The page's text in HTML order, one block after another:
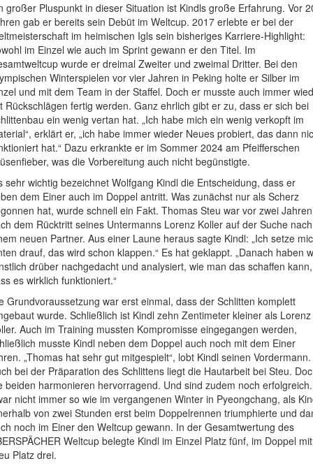
großer Pluspunkt in dieser Situation ist Kindls große Erfahrung. Vor
gab er bereits sein Debüt im Weltcup. 2017 erlebte er bei der
im heimischen Igls sein bisheriges Karriere-Highlight:
im Einzel wie auch im Sprint gewann er den Titel. Im
wurde er dreimal Zweiter und zweimal Dritter. Bei den
Winterspielen vor vier Jahren in Peking holte er Silber im
und mit dem Team in der Staffel. Doch er musste auch immer
Rückschlägen fertig werden. Ganz ehrlich gibt er zu, dass er sich bei
ein wenig vertan hat. „Ich habe mich ein wenig verkopft im
erklärt er, „ich habe immer wieder Neues probiert, das dann
hat.“ Dazu erkrankte er im Sommer 2024 am Pfeifferschen
was die Vorbereitung auch nicht begünstigte.
sehr wichtig bezeichnet Wolfgang Kindl die Entscheidung, dass er
dem Einer auch im Doppel antritt. Was zunächst nur als Scherz
hat, wurde schnell ein Fakt. Thomas Steu war vor zwei Jahren
dem Rücktritt seines Untermanns Lorenz Koller auf der Suche nach
neuen Partner. Aus einer Laune heraus sagte Kindl: „Ich setze
drauf, das wird schon klappen.“ Es hat geklappt. „Danach haben
drüber nachgedacht und analysiert, wie man das schaffen kann,
es wirklich funktioniert.“
Grundvoraussetzung war erst einmal, dass der Schlitten komplett
wurde. Schließlich ist Kindl zehn Zentimeter kleiner als Lorenz
Auch im Training mussten Kompromisse eingegangen werden,
musste Kindl neben dem Doppel auch noch mit dem Einer
„Thomas hat sehr gut mitgespielt“, lobt Kindl seinen Vordermann.
bei der Präparation des Schlittens liegt die Hautarbeit bei Steu.
beiden harmonieren hervorragend. Und sind zudem noch erfolgreich.
nicht immer so wie im vergangenen Winter in Pyeongchang, als
von zwei Stunden erst beim Doppelrennen triumphierte und
noch im Einer den Weltcup gewann. In der Gesamtwertung des
Weltcup belegte Kindl im Einzel Platz fünf, im Doppel mit
Platz drei.